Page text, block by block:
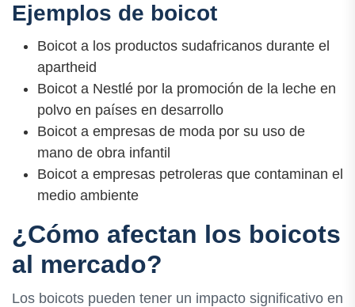
Ejemplos de boicot
Boicot a los productos sudafricanos durante el
apartheid
Boicot a Nestlé por la promoción de la leche en
polvo en países en desarrollo
Boicot a empresas de moda por su uso de
mano de obra infantil
Boicot a empresas petroleras que contaminan el
medio ambiente
¿Cómo afectan los boicots
al mercado?
Los boicots pueden tener un impacto significativo en